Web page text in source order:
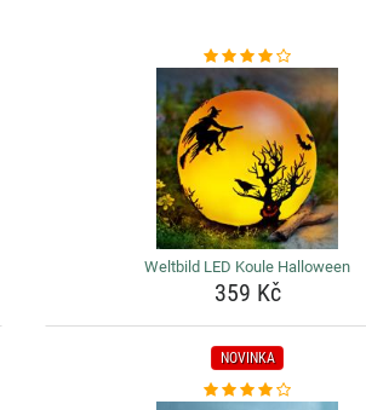
Weltbild LED Koule Halloween
359 Kč
NOVINKA